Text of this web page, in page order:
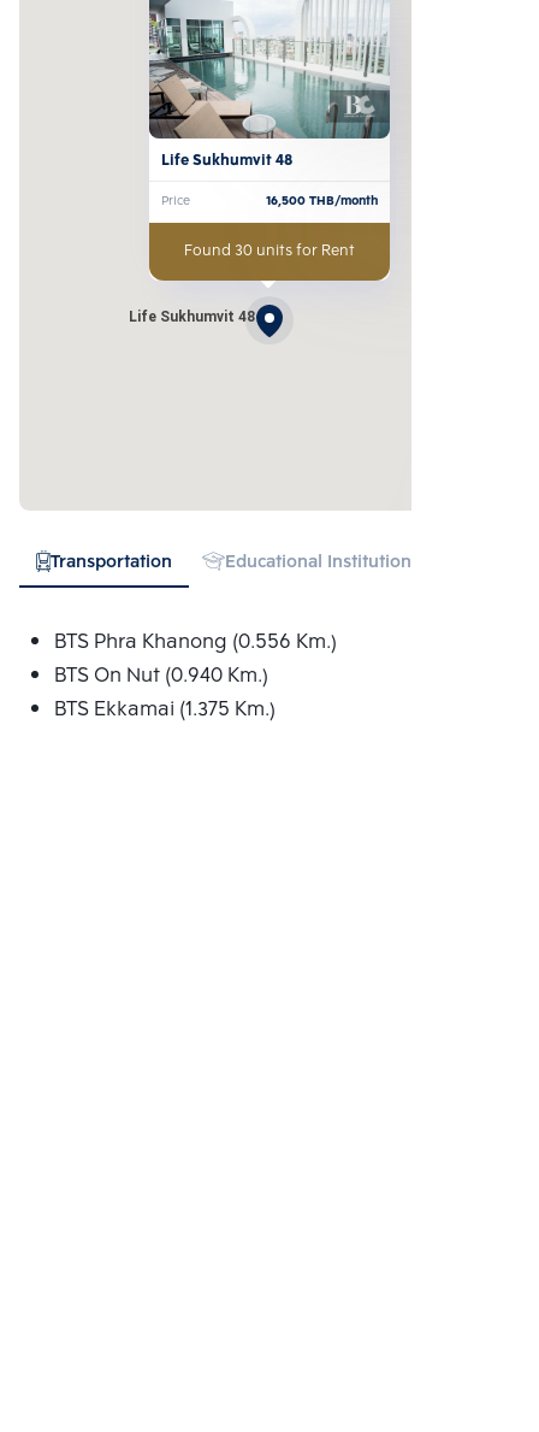
Life Sukhumvit 48
Life Sukhumvit 48
Price 16,500THB/month
Found 30 units for Rent
Transportation Educational Institution
BTS Phra Khanong (0.556 Km.)
BTS On Nut (0.940 Km.)
BTS Ekkamai (1.375 Km.)